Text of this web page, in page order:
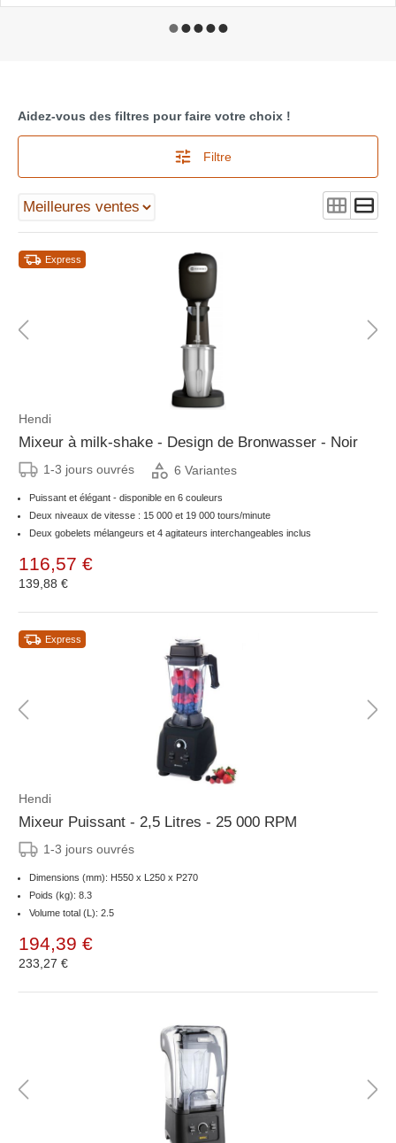
Aidez-vous des filtres pour faire votre choix !
Filtre
Express
Hendi
Mixeur à milk-shake - Design de Bronwasser - Noir
1-3 jours ouvrés 6 Variantes
Puissant et élégant - disponible en 6 couleurs
Deux niveaux de vitesse : 15 000 et 19 000 tours/minute
Deux gobelets mélangeurs et 4 agitateurs interchangeables inclus
116,57 €
139,88 €
Express
Hendi
Mixeur Puissant - 2,5 Litres - 25 000 RPM
1-3 jours ouvrés
Dimensions (mm): H550 x L250 x P270
Poids (kg): 8.3
Volume total (L): 2.5
194,39 €
233,27 €